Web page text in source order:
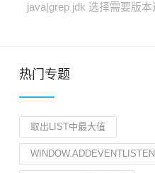
java|grep jdk 选择需要版本
热门专题
取出LIST中最大值